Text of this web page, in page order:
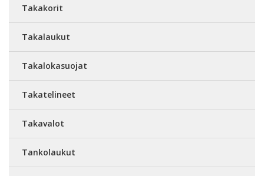
Takakorit
Takalaukut
Takalokasuojat
Takatelineet
Takavalot
Tankolaukut